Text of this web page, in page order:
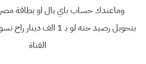
وماعندك حساب باي بال او بطاقة
بتحويل رصيد حته لو بـ 1
القناة